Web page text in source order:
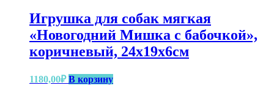
Игрушка для собак мягкая
«Новогодний Мишка с бабочкой»,
коричневый, 24х19х6см
1180,00₽ В корзину